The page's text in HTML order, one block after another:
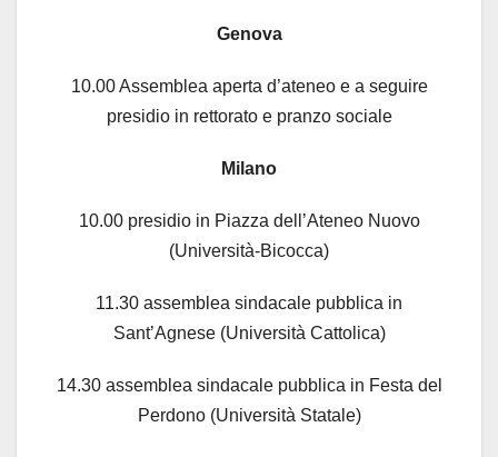
Genova
10.00 Assemblea aperta d’ateneo e a seguire
presidio in rettorato e pranzo sociale
Milano
10.00 presidio in Piazza dell’Ateneo Nuovo
(Università-Bicocca)
11.30 assemblea sindacale pubblica in
Sant’Agnese (Università Cattolica)
14.30 assemblea sindacale pubblica in Festa del
Perdono (Università Statale)